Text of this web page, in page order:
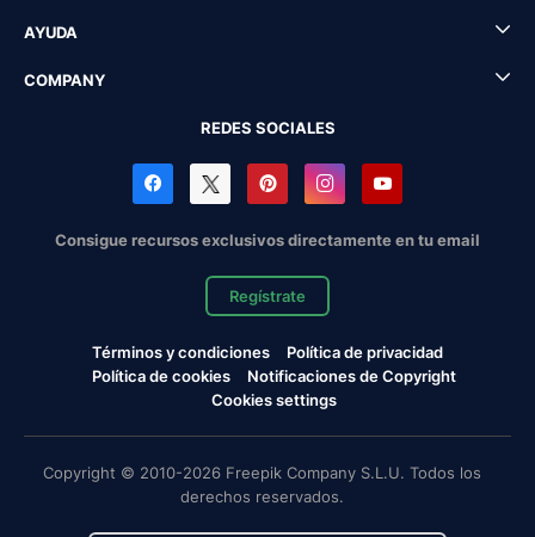
AYUDA
COMPANY
REDES SOCIALES
Consigue recursos exclusivos directamente en tu email
Regístrate
Términos y condiciones
Política de privacidad
Política de cookies
Notificaciones de Copyright
Cookies settings
Copyright © 2010-2026 Freepik Company S.L.U. Todos los
derechos reservados.